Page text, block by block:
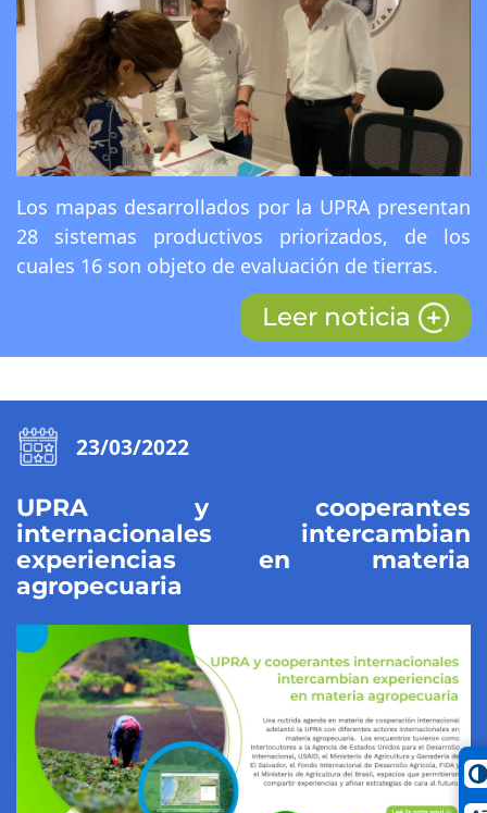
Los mapas desarrollados por la UPRA presentan
28 sistemas productivos priorizados, de los
cuales 16 son objeto de evaluación de tierras.
Leer noticia
23/03/2022
UPRA y cooperantes
internacionales intercambian
experiencias en materia
agropecuaria